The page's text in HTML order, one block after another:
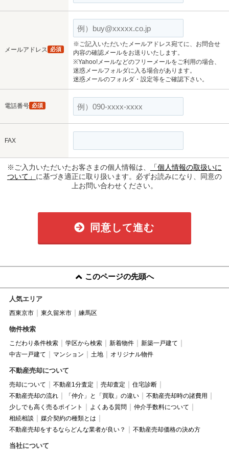
メールアドレス 必須
※ご記入いただいたメールアドレス宛てに、お問合せ
内容の確認メールをお送りいたします。
※Yahoo!メールなどのフリーメールをご利用の場合、
迷惑メールフォルダに入る場合があります。
迷惑メールのフォルダ・設定等をご確認下さい。
電話番号 必須
FAX
※ご入力いただいたお客さまの個人情報は、
「個人情報の取扱いに
ついて」 に基づき適正に取り扱います。必ずお読みになり、同意の
上お問い合わせください。
同意して進む
このページの先頭へ
人気エリア
西東京市 東久留米市 練馬区
物件検索
こだわり条件検索 学区から検索 新着物件
新築一戸建て
中古一戸建て
マンション 土地 オリジナル物件
不動産売却について
売却について 不動産1分査定 売却査定
住宅診断
不動産売却の流れ
「仲介」と「買取」の違い
不動産売却時の諸費用
少しでも高く売るポイント
よくある質問
仲介手数料について
相続相談
媒介契約の種類とは
不動産売却をするならどんな業者が良い？
不動産売却価格の決め方
当社について